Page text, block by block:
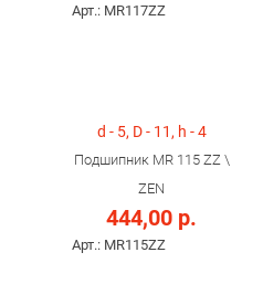
Арт.: MR117ZZ
d - 5, D - 11, h - 4
Подшипник MR 115 ZZ \
ZEN
444,00 р.
Арт.: MR115ZZ